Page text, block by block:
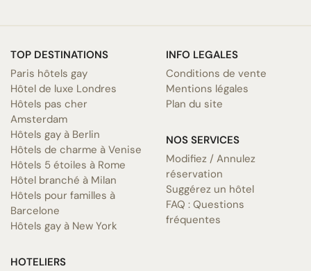
TOP DESTINATIONS
Paris hôtels gay
Hôtel de luxe Londres
Hôtels pas cher
Amsterdam
Hôtels gay à Berlin
Hôtels de charme à Venise
Hôtels 5 étoiles à Rome
Hôtel branché à Milan
Hôtels pour familles à
Barcelone
Hôtels gay à New York
INFO LEGALES
Conditions de vente
Mentions légales
Plan du site
NOS SERVICES
Modifiez / Annulez
réservation
Suggérez un hôtel
FAQ : Questions
fréquentes
HOTELIERS